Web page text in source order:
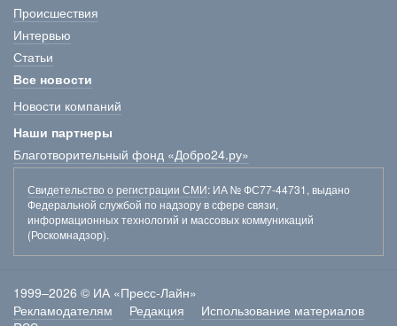
Происшествия
Интервью
Статьи
Все новости
Новости компаний
Наши партнеры
Благотворительный фонд «Добро24.ру»
Свидетельство о регистрации СМИ: ИА № ФС77-44731, выдано
Федеральной службой по надзору в сфере связи,
информационных технологий и массовых коммуникаций
(Роскомнадзор).
1999–2026 © ИА «Пресс-Лайн»
Рекламодателям
Редакция
Использование материалов